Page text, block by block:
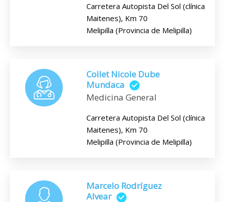
Carretera Autopista Del Sol (clínica
Maitenes), Km 70
Melipilla (Provincia de Melipilla)
Collet Nicole Dube
Mundaca
Medicina General
Carretera Autopista Del Sol (clínica
Maitenes), Km 70
Melipilla (Provincia de Melipilla)
Marcelo Rodríguez
Alvear